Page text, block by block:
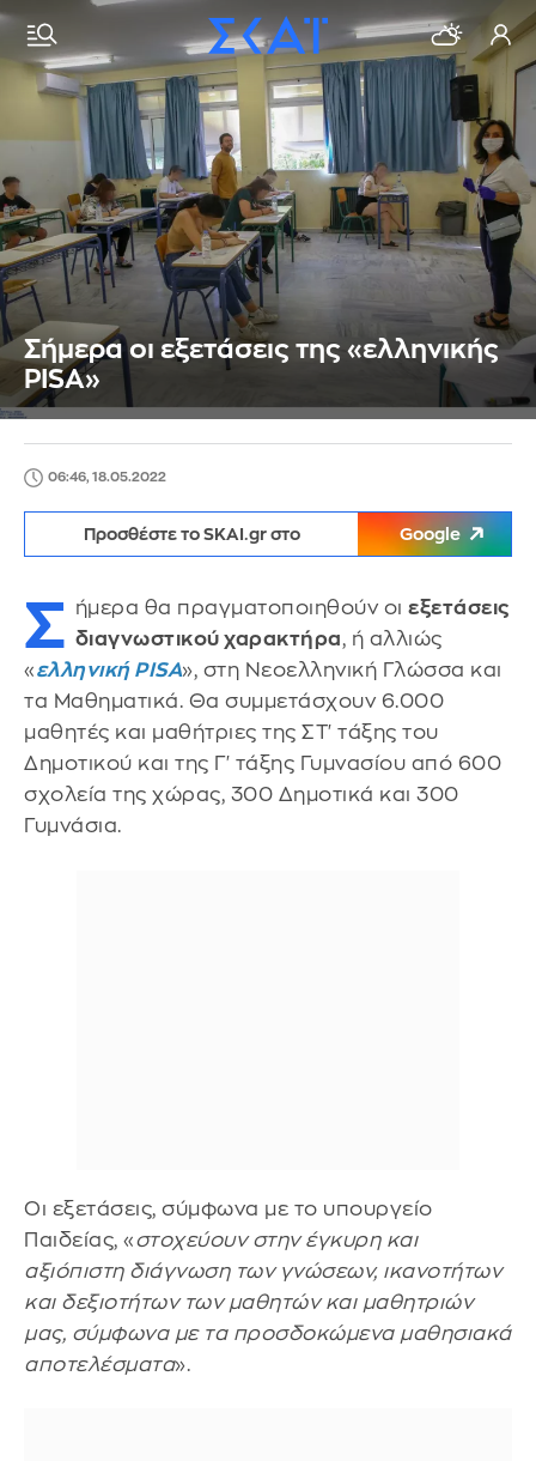
Σήμερα οι εξετάσεις της «ελληνικής
PISA»
06:46, 18.05.2022
Προσθέστε το SKAI.gr στο Google
Σ ήμερα θα πραγματοποιηθούν οι εξετάσεις
διαγνωστικού χαρακτήρα, ή αλλιώς
«ελληνική PISA», στη Νεοελληνική Γλώσσα και
τα Μαθηματικά. Θα συμμετάσχουν 6.000
μαθητές και μαθήτριες της ΣΤ' τάξης του
Δημοτικού και της Γ' τάξης Γυμνασίου από 600
σχολεία της χώρας, 300 Δημοτικά και 300
Γυμνάσια.
Οι εξετάσεις, σύμφωνα με το υπουργείο
Παιδείας, «στοχεύουν στην έγκυρη και
αξιόπιστη διάγνωση των γνώσεων, ικανοτήτων
και δεξιοτήτων των μαθητών και μαθητριών
μας, σύμφωνα με τα προσδοκώμενα μαθησιακά
αποτελέσματα».